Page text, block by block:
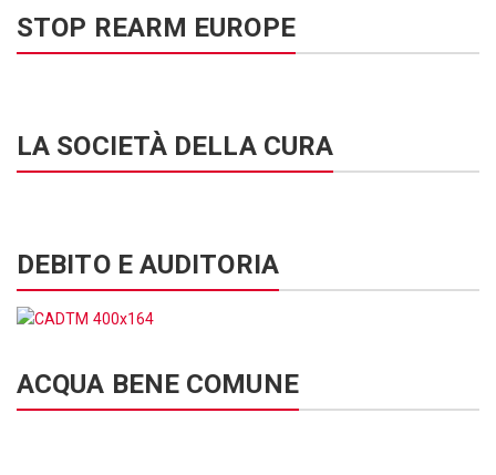
STOP REARM EUROPE
LA SOCIETÀ DELLA CURA
DEBITO E AUDITORIA
ACQUA BENE COMUNE